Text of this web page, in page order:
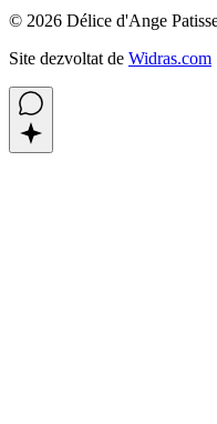
© 2026 Délice d'Ange
Site dezvoltat de Widras.com